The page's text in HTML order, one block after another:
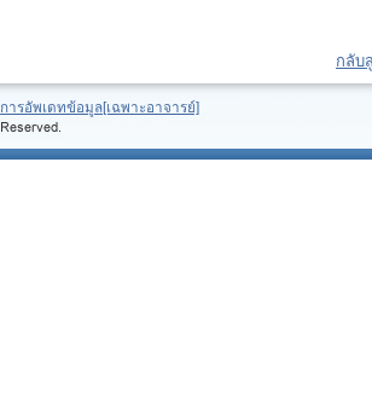
กลับ
การอัพเดทข้อมูล[เฉพาะอาจารย์]